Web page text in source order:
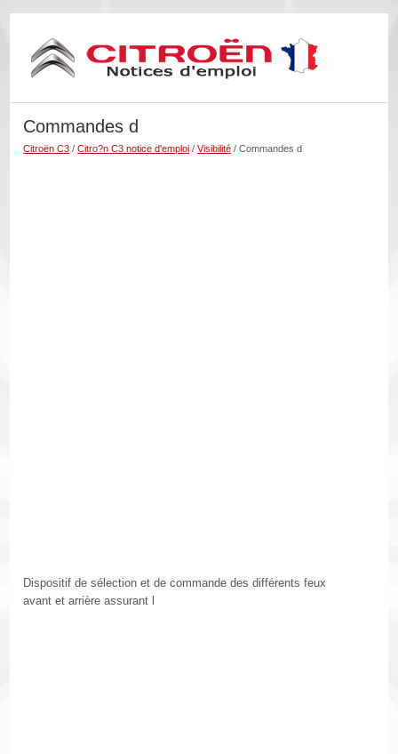
Commandes d
Citroën C3 /Citro?n C3 notice d'emploi /Visibilité / Commandes d
Dispositif de sélection et de commande des différents feux
avant et arrière assurant l